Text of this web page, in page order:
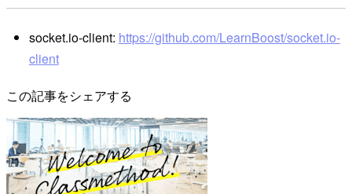
socket.io-client: https://github.com/LearnBoost/socket.io-
client
この記事をシェアする